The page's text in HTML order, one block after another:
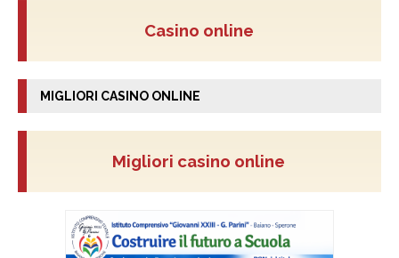
Casino online
MIGLIORI CASINO ONLINE
Migliori casino online